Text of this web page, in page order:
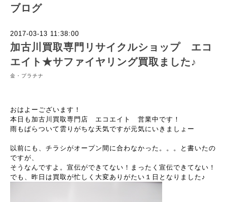
ブログ
2017-03-13 11:38:00
加古川買取専門リサイクルショップ エコ
エイト★サファイヤリング買取ました♪
金・プラチナ
おはよーございます！
本日も加古川買取専門店 エコエイト 営業中です！
雨もぱらついて雲りがちな天気ですが元気にいきましょー
以前にも、チラシがオープン間に合わなかった。。。と書いたの
ですが、
そうなんですよ。宣伝ができてない！まったく宣伝できてない！
でも、昨日は買取が忙しく大変ありがたい１日となりました♪